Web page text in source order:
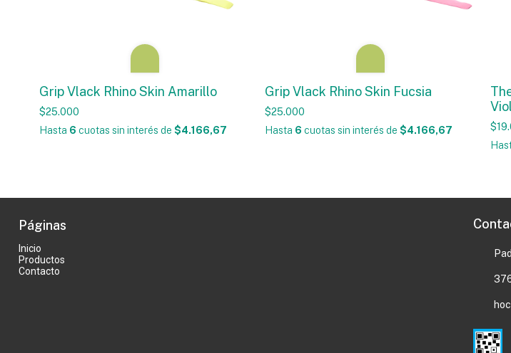
Grip Vlack Rhino Skin Amarillo
$25.000
Hasta 6 cuotas sin interés de $4.166,67
Grip Vlack Rhino Skin Fucsia
$25.000
Hasta 6 cuotas sin interés de $4.166,67
Páginas
Inicio
Productos
Contacto